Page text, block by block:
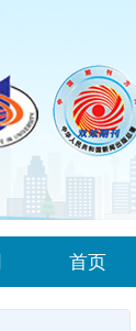
首页